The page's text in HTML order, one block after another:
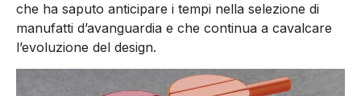
che ha saputo anticipare i tempi nella selezione di
manufatti d’avanguardia e che continua a cavalcare
l’evoluzione del design.